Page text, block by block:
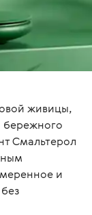
живицы,
бережного
Смальтерол
и